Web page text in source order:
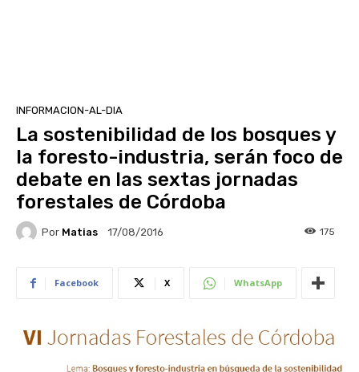
INFORMACION-AL-DIA
La sostenibilidad de los bosques y
la foresto-industria, serán foco de
debate en las sextas jornadas
forestales de Córdoba
Por Matias 17/08/2016 175
Facebook X WhatsApp